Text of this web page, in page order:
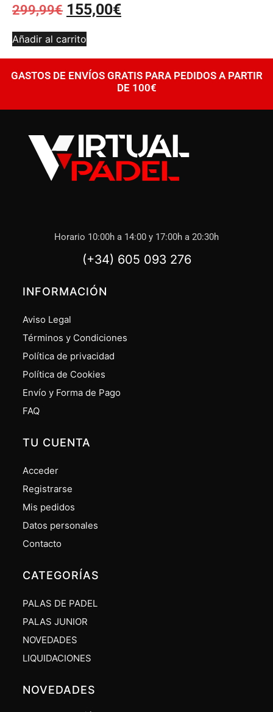
299,99€ 155,00€
Añadir al carrito
GASTOS DE ENVÍOS GRATIS PARA PEDIDOS A PARTIR
DE 100€
Horario 10:00h a 14:00 y 17:00h a 20:30h
(+34) 605 093 276
INFORMACIÓN
Aviso Legal
Términos y Condiciones
Política de privacidad
Política de Cookies
Envío y Forma de Pago
FAQ
TU CUENTA
Acceder
Registrarse
Mis pedidos
Datos personales
Contacto
CATEGORÍAS
PALAS DE PADEL
PALAS JUNIOR
NOVEDADES
LIQUIDACIONES
NOVEDADES